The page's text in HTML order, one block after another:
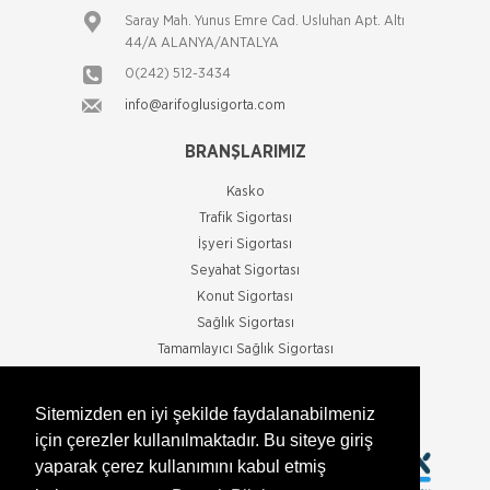
Sitemizden en iyi şekilde faydalanabilmeniz
için çerezler kullanılmaktadır. Bu siteye giriş
yaparak çerez kullanımını kabul etmiş
Sorumluluk Sigortaları
süresi içinde meydana gelebilecek bir olay
neticesinde 3. şahısların ölümleri veya bedeni ve
Tarım Sigortaları
Bakanlar Kurulunca alınan karara göre; Bitkisel
Zorunlu Trafik Sigortası 2918 sayılı Karayolları Trafik
Kanunu'na tabi olan zorunlu bir sigorta ürünüdür.
Yatım Paket Sigortası
Yatım Paket Sigortası AXA SİGORTA Yatım Paket
Sigortası poliçesi ile yatınızın gövdesi, makineleri,
Saray Mah. Yunus Emre Cad. Usluhan Apt. Altı
44/A ALANYA/ANTALYA
0(242) 512-3434
info@arifoglusigorta.com
BRANŞLARIMIZ
Kasko
Trafik Sigortası
İşyeri Sigortası
Seyahat Sigortası
Konut Sigortası
Sağlık Sigortası
Tamamlayıcı Sağlık Sigortası